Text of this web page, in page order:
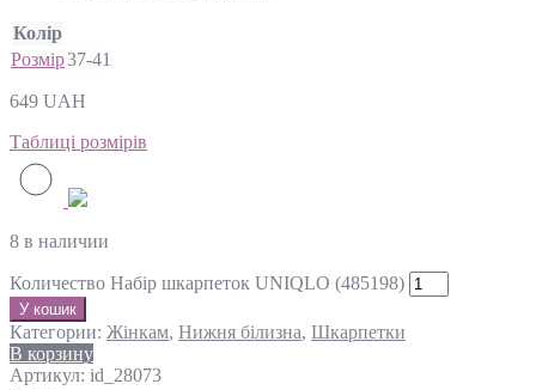
Колір
Розмір37-41
649 UAH
Таблиці розмірів
8 в наличии
Количество Набір шкарпеток UNIQLO (485198)
У кошик
Категории: Жінкам, Нижня білизна, Шкарпетки
В корзину
Артикул: id_28073